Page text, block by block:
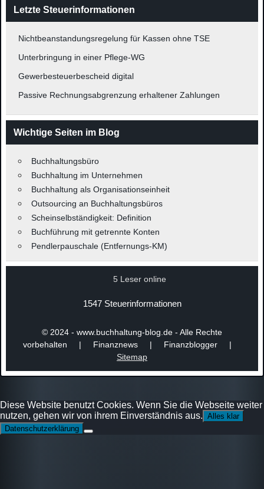
Letzte Steuerinformationen
Nichtbeanstandungsregelung für Kassen ohne TSE
Unterbringung in einer Pflege-WG
Gewerbesteuerbescheid digital
Passive Rechnungsabgrenzung erhaltener Zahlungen
Wichtige Seiten im Blog
Buchhaltungsbüro
Buchhaltung im Unternehmen
Buchhaltung als Organisationseinheit
Outsourcing an Buchhaltungsbüros
Scheinselbständigkeit: Definition
Buchführung mit getrennte Konten
Pendlerpauschale (Entfernungs-KM)
5 Leser online
1547 Steuerinformationen
© 2024 - www.buchhaltung-blog.de - Alle Rechte
vorbehalten | Finanznews | Finanzblogger |
Sitemap
Diese Website benutzt Cookies. Wenn Sie die Webseite weiter
nutzen, gehen wir von ihrem Einverständnis aus. Alles klar
Datenschutzerklärung